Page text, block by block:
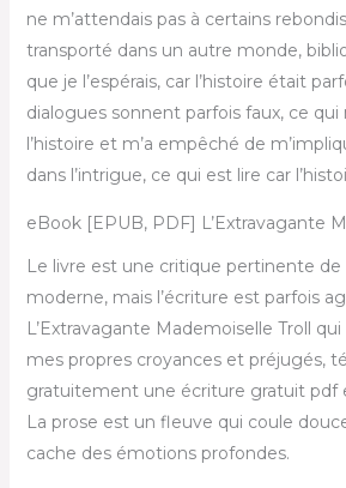
ne m’attendais pas à certains
transporté dans un autre monde,
que je l’espérais, car l’histoire était
dialogues sonnent parfois faux, ce qui
l’histoire et m’a empêché de
dans l’intrigue, ce qui est lire car
eBook [EPUB, PDF] L’Extravagante
Le livre est une critique pertinente de
moderne, mais l’écriture est parfois
L’Extravagante Mademoiselle Troll
mes propres croyances et préjugés,
gratuitement une écriture gratuit pdf
La prose est un fleuve qui coule
cache des émotions profondes.